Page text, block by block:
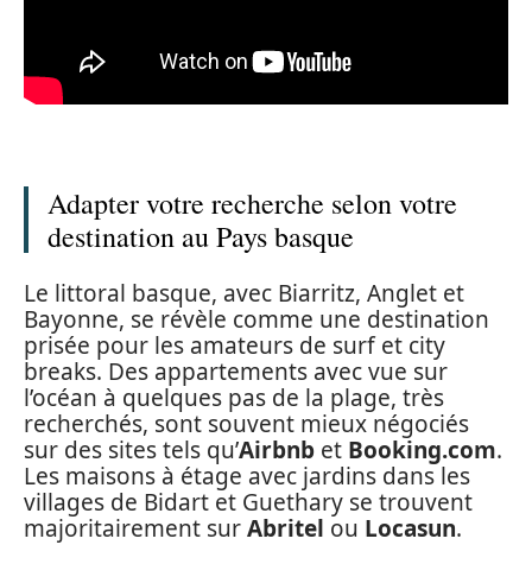
Adapter votre recherche selon votre
destination au Pays basque
Le littoral basque, avec Biarritz, Anglet et
Bayonne, se révèle comme une destination
prisée pour les amateurs de surf et city
breaks. Des appartements avec vue sur
l’océan à quelques pas de la plage, très
recherchés, sont souvent mieux négociés
sur des sites tels qu’Airbnb et Booking.com.
Les maisons à étage avec jardins dans les
villages de Bidart et Guethary se trouvent
majoritairement surAbritel ou Locasun.